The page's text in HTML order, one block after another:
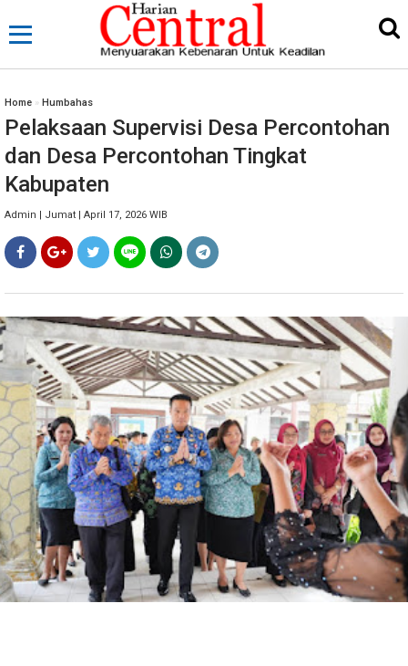
Home » Humbahas
Pelaksaan Supervisi Desa Percontohan
dan Desa Percontohan Tingkat
Kabupaten
Admin | Jumat | April 17, 2026 WIB